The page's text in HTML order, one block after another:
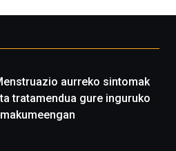
aurreko sintomak
tratamendua gure inguruko